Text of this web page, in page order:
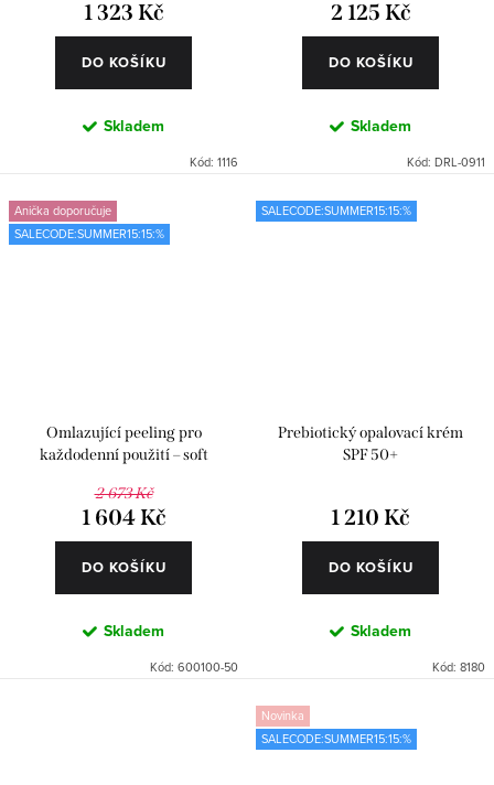
1 323 Kč
DO KOŠÍKU
Skladem
Kód: 1116
2 125 Kč
DO KOŠÍKU
Skladem
Kód: DRL-0911
Anička doporučuje
SALECODE:SUMMER15:15:%
Omlazující peeling pro
každodenní použití – soft
2 673 Kč
1 604 Kč
DO KOŠÍKU
Skladem
Kód: 600100-50
SALECODE:SUMMER15:15:%
Prebiotický opalovací krém
SPF 50+
1 210 Kč
DO KOŠÍKU
Skladem
Kód: 8180
Novinka
SALECODE:SUMMER15:15:%